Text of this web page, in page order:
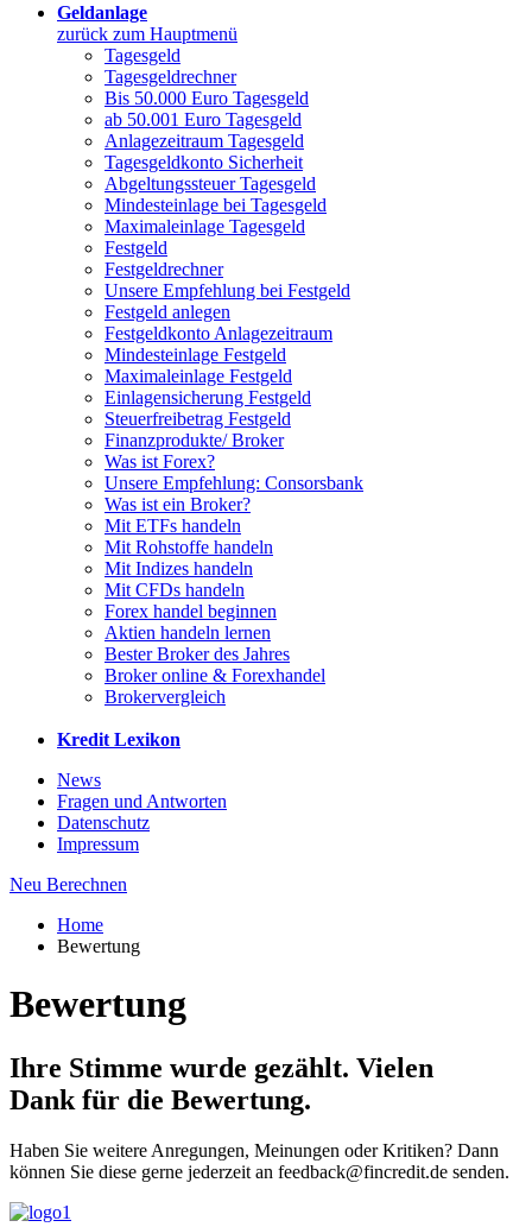
Geldanlage
zurück zum Hauptmenü
Tagesgeld
Tagesgeldrechner
Bis 50.000 Euro Tagesgeld
ab 50.001 Euro Tagesgeld
Anlagezeitraum Tagesgeld
Tagesgeldkonto Sicherheit
Abgeltungssteuer Tagesgeld
Mindesteinlage bei Tagesgeld
Maximaleinlage Tagesgeld
Festgeld
Festgeldrechner
Unsere Empfehlung bei Festgeld
Festgeld anlegen
Festgeldkonto Anlagezeitraum
Mindesteinlage Festgeld
Maximaleinlage Festgeld
Einlagensicherung Festgeld
Steuerfreibetrag Festgeld
Finanzprodukte/ Broker
Was ist Forex?
Unsere Empfehlung: Consorsbank
Was ist ein Broker?
Mit ETFs handeln
Mit Rohstoffe handeln
Mit Indizes handeln
Mit CFDs handeln
Forex handel beginnen
Aktien handeln lernen
Bester Broker des Jahres
Broker online & Forexhandel
Brokervergleich
Kredit Lexikon
News
Fragen und Antworten
Datenschutz
Impressum
Neu Berechnen
Home
Bewertung
Bewertung
Ihre Stimme wurde gezählt. Vielen
Dank für die Bewertung.
Haben Sie weitere Anregungen, Meinungen oder Kritiken? Dann
können Sie diese gerne jederzeit an feedback@fincredit.de senden.